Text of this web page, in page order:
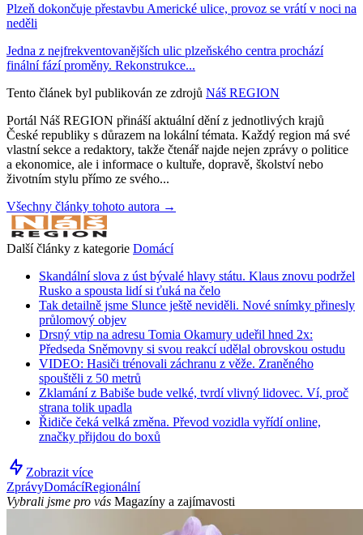
Plzeň dokončuje přestavbu Americké ulice, provoz se vrátí v noci na
neděli
Jedna z nejfrekventovanějších ulic plzeňského centra prochází
finální fází proměny. Rekonstrukce...
Tento článek byl publikován ze zdrojů Náš REGION
Portál Náš REGION přináší aktuální dění z jednotlivých krajů
České republiky s důrazem na lokální témata. Každý region má své
vlastní sekce a redaktory, takže čtenář najde nejen zprávy o politice
a ekonomice, ale i informace o kultuře, dopravě, školství nebo
životním stylu přímo ze svého...
Všechny články tohoto autora →
Další články z kategorie Domácí
Skandální slova z úst bývalé hlavy státu. Klaus znovu podržel
Rusko a spousta lidí si ťuká na čelo
Tak detailně jsme Slunce ještě neviděli. Nové snímky přinesly
průlomový objev
Drsný vtip na adresu Tomia Okamury udeřil hned 2x:
Předseda Sněmovny si svou reakcí udělal obrovskou ostudu
VIDEO: Hasiči trénovali záchranu z věže. Zraněného
spouštěli z 50 metrů
Zklamání z Babiše bude velké, tvrdí vlivný lidovec. Ví, proč
strana tolik upadla
Řidiče čeká velká změna. Převod vozidla vyřídí online,
značky přijdou do boxů
Zobrazit více
ZprávyDomácíRegionální
Vybrali jsme pro vás Magazíny a zajímavosti